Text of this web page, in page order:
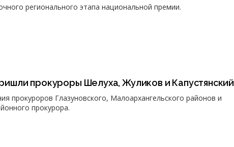
регионального этапа национальной премии.
прокуроры Шелуха, Жуликов и Капустянский
прокуроров Глазуновского, Малоархангельского районов и
прокурора.